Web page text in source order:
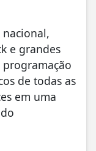
e grandes
programação
de todas as
em uma